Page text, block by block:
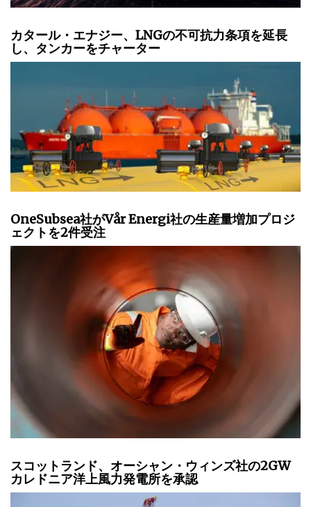
カタール・エナジー、LNGの不可抗力条項を延長
し、タンカーをチャーター
OneSubsea社がVår Energi社の生産量増加プロジ
ェクトを2件受注
スコットランド、オーシャン・ウィンズ社の2GW
カレドニア洋上風力発電所を承認